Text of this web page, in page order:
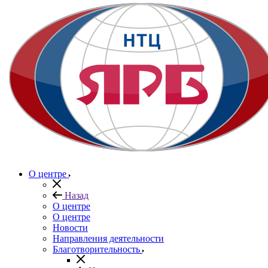
О центре
Назад
О центре
О центре
Новости
Направления деятельности
Благотворительность